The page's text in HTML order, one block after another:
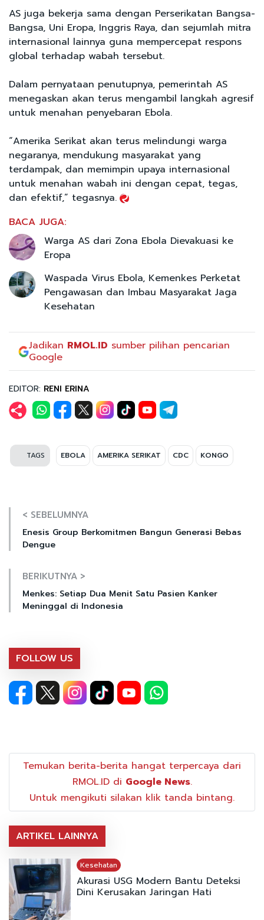
AS juga bekerja sama dengan Perserikatan Bangsa-
Bangsa, Uni Eropa, Inggris Raya, dan sejumlah mitra
internasional lainnya guna mempercepat respons
global terhadap wabah tersebut.
Dalam pernyataan penutupnya, pemerintah AS
menegaskan akan terus mengambil langkah agresif
untuk menahan penyebaran Ebola.
“Amerika Serikat akan terus melindungi warga
negaranya, mendukung masyarakat yang
terdampak, dan memimpin upaya internasional
untuk menahan wabah ini dengan cepat, tegas,
dan efektif,” tegasnya.
BACA JUGA:
Warga AS dari Zona Ebola Dievakuasi ke
Eropa
Waspada Virus Ebola, Kemenkes Perketat
Pengawasan dan Imbau Masyarakat Jaga
Kesehatan
Jadikan RMOL.ID sumber pilihan pencarian
Google
EDITOR: RENI ERINA
TAGS EBOLA AMERIKA SERIKAT CDC KONGO
< SEBELUMNYA
Enesis Group Berkomitmen Bangun Generasi Bebas
Dengue
BERIKUTNYA >
Menkes: Setiap Dua Menit Satu Pasien Kanker
Meninggal di Indonesia
FOLLOW US
Temukan berita-berita hangat terpercaya dari
RMOL.ID di Google News.
Untuk mengikuti silakan klik tanda bintang.
ARTIKEL LAINNYA
Kesehatan
Akurasi USG Modern Bantu Deteksi
Dini Kerusakan Jaringan Hati